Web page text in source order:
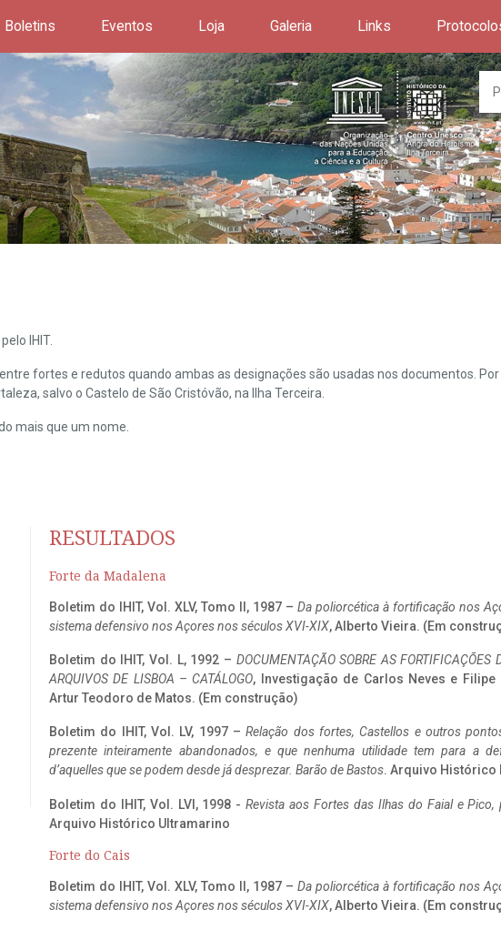
Boletins Eventos Loja Galeria Links
IHIT.
fortes e redutos quando ambas as designações são usadas nos documentos.
salvo o Castelo de São Cristóvão, na Ilha Terceira.
mais que um nome.
RESULTADOS
Forte da Madalena
Boletim do IHIT, Vol. XLV, Tomo II, 1987 – Da poliorcética à fortificação nos
sistema defensivo nos Açores nos séculos XVI-XIX, Alberto Vieira. (Em
Boletim do IHIT, Vol. L, 1992 – DOCUMENTAÇÃO SOBRE AS FORTIFICAÇÕES
ARQUIVOS DE LISBOA – CATÁLOGO, Investigação de Carlos Neves e
Artur Teodoro de Matos. (Em construção)
Boletim do IHIT, Vol. LV, 1997 –Relação dos fortes, Castellos e outros
prezente inteiramente abandonados, e que nenhuma utilidade tem para a
d’aquelles que se podem desde já desprezar. Barão de Bastos. Arquivo Histórico
Boletim do IHIT, Vol. LVI, 1998 -Revista aos Fortes das Ilhas do Faial e
Arquivo Histórico Ultramarino
Forte do Cais
Boletim do IHIT, Vol. XLV, Tomo II, 1987 – Da poliorcética à fortificação nos
sistema defensivo nos Açores nos séculos XVI-XIX, Alberto Vieira. (Em